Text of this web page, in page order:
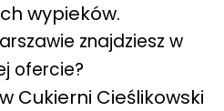
wypieków.
znajdziesz w
ofercie?
Cukierni Cieślikowski